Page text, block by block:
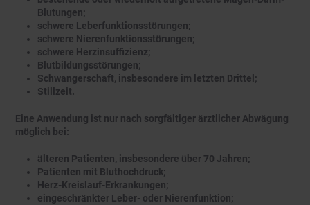
Blutungen;
schwere Leberfunktionsstörungen;
schwere Nierenfunktionsstörungen;
schwere Herzinsuffizienz;
Blutbildungsstörungen;
Schwangerschaft, insbesondere im letzten Drittel;
Stillzeit.
Eine Anwendung ist nur nach sorgfältiger ärztlicher Abwägung
möglich bei:
älteren Patienten, insbesondere über 70 Jahren;
Patienten mit Bluthochdruck;
Herz-Kreislauf-Erkrankungen;
eingeschränkter Leber- oder Nierenfunktion;